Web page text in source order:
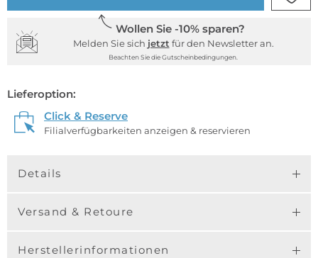
Wollen Sie -10% sparen?
Melden Sie sich jetzt für den Newsletter an.
Beachten Sie die Gutscheinbedingungen.
Lieferoption:
Click & Reserve
Filialverfügbarkeiten anzeigen & reservieren
Details
Versand & Retoure
Herstellerinformationen